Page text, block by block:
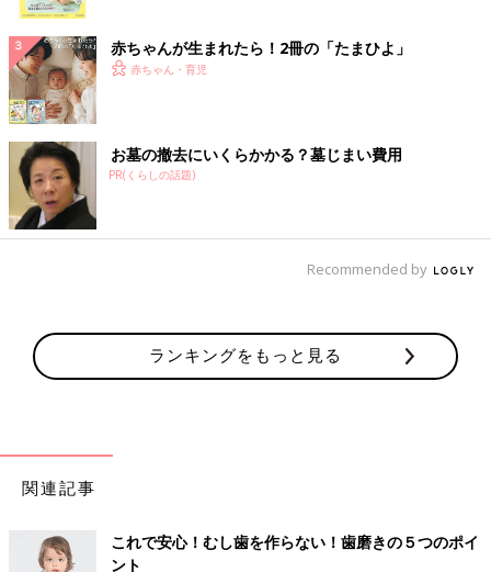
赤ちゃんが生まれたら！2冊の「たまひよ」
赤ちゃん・育児
お墓の撤去にいくらかかる？墓じまい費用
PR(くらしの話題)
Recommended by
ランキングをもっと見る
関連記事
これで安心！むし歯を作らない！歯磨きの５つのポイ
ント